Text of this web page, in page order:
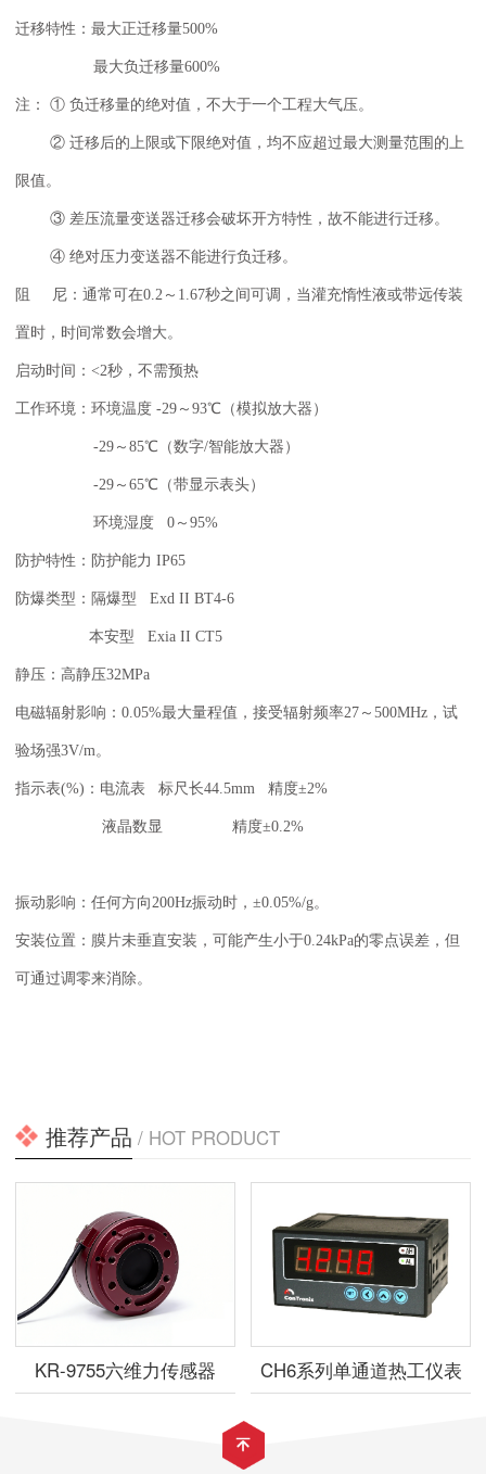
迁移特性：最大正迁移量500%
最大负迁移量600%
注： ① 负迁移量的绝对值，不大于一个工程大气压。
② 迁移后的上限或下限绝对值，均不应超过最大测量范围的上
限值。
③ 差压流量变送器迁移会破坏开方特性，故不能进行迁移。
④ 绝对压力变送器不能进行负迁移。
阻 尼：通常可在0.2～1.67秒之间可调，当灌充惰性液或带远传装
置时，时间常数会增大。
启动时间：<2秒，不需预热
工作环境：环境温度 -29～93℃（模拟放大器）
-29～85℃（数字/智能放大器）
-29～65℃（带显示表头）
环境湿度 0～95%
防护特性：防护能力 IP65
防爆类型：隔爆型 Exd II BT4-6
本安型 Exia II CT5
静压：高静压32MPa
电磁辐射影响：0.05%最大量程值，接受辐射频率27～500MHz，试
验场强3V/m。
指示表(%)：电流表 标尺长44.5mm 精度±2%
液晶数显 精度±0.2%
振动影响：任何方向200Hz振动时，±0.05%/g。
安装位置：膜片未垂直安装，可能产生小于0.24kPa的零点误差，但
可通过调零来消除。
推荐产品 / HOT PRODUCT
KR-9755六维力传感器 CH6系列单通道热工仪表